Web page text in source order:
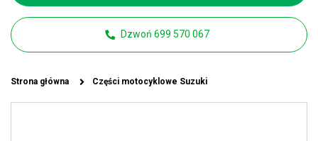
Dzwoń 699 570 067
Strona główna Części motocyklowe Suzuki